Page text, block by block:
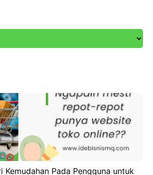
Kemudahan Pada Pengguna untuk